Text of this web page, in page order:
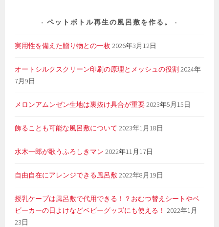
ペットボトル再生の風呂敷を作る。
実用性を備えた贈り物との一枚 2026年3月12日
オートシルクスクリーン印刷の原理とメッシュの役割2024年
7月9日
メロンアムンゼン生地は裏抜け具合が重要2023年5月15日
飾ることも可能な風呂敷について 2023年1月18日
水木一郎が歌うふろしきマン 2022年11月17日
自由自在にアレンジできる風呂敷2022年8月19日
授乳ケープは風呂敷で代用できる！？おむつ替えシートやベ
ビーカーの日よけなどベビーグッズにも使える！ 2022年1月
23日